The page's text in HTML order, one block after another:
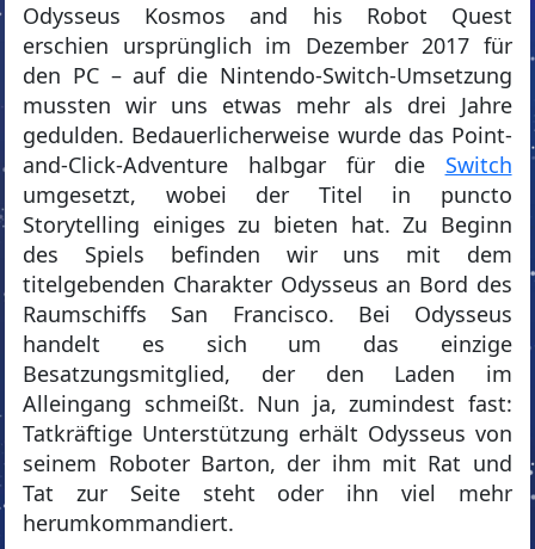
Odysseus Kosmos and his Robot Quest
erschien ursprünglich im Dezember 2017 für
den PC – auf die Nintendo-Switch-Umsetzung
mussten wir uns etwas mehr als drei Jahre
gedulden. Bedauerlicherweise wurde das Point-
and-Click-Adventure halbgar für die Switch
umgesetzt, wobei der Titel in puncto
Storytelling einiges zu bieten hat. Zu Beginn
des Spiels befinden wir uns mit dem
titelgebenden Charakter Odysseus an Bord des
Raumschiffs San Francisco. Bei Odysseus
handelt es sich um das einzige
Besatzungsmitglied, der den Laden im
Alleingang schmeißt. Nun ja, zumindest fast:
Tatkräftige Unterstützung erhält Odysseus von
seinem Roboter Barton, der ihm mit Rat und
Tat zur Seite steht oder ihn viel mehr
herumkommandiert.